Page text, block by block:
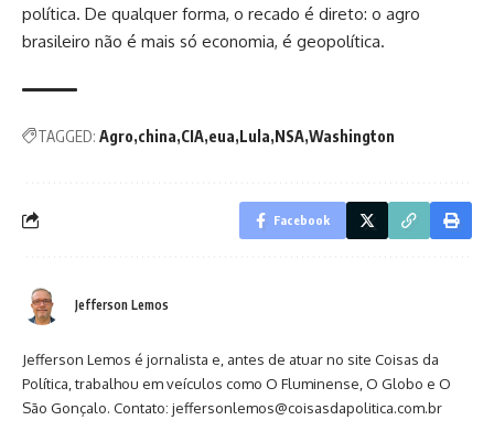
política. De qualquer forma, o recado é direto: o agro
brasileiro não é mais só economia, é geopolítica.
TAGGED: Agro china CIA eua Lula NSA Washington
Facebook
Jefferson Lemos
Jefferson Lemos é jornalista e, antes de atuar no site Coisas da
Política, trabalhou em veículos como O Fluminense, O Globo e O
São Gonçalo. Contato: jeffersonlemos@coisasdapolitica.com.br